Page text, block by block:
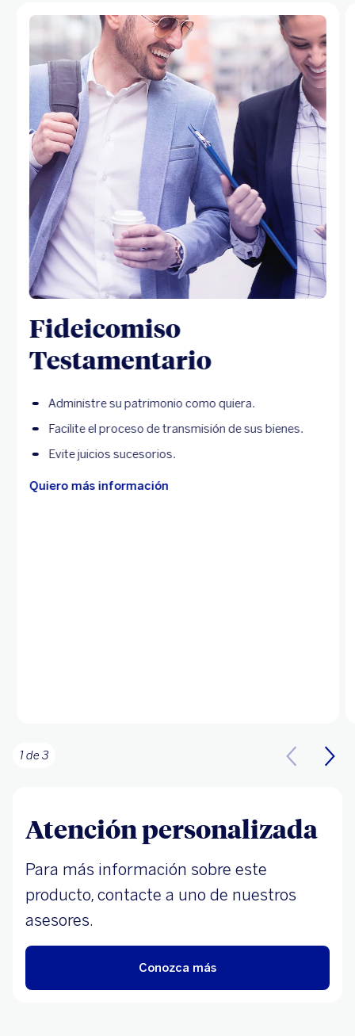
Fideicomiso
Testamentario
Administre su patrimonio como quiera.
Facilite el proceso de transmisión de sus bienes.
Evite juicios sucesorios.
Quiero más información
1 de 3
Atención personalizada
Para más información sobre este
producto, contacte a uno de nuestros
asesores.
Conozca más